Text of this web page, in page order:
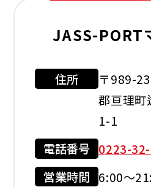
オイル
バッテ
利用可能カード
現金会員
JASS-PORT
住所
〒989-
郡亘理町
1-1
電話番号 0223-
営業時間 6:00～